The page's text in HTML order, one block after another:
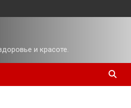
и красоте.